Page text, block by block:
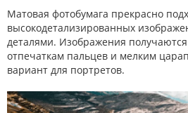
Матовая фотобумага прекрасно
высокодетализированных
деталями. Изображения
отпечаткам пальцев и мелким
вариант для портретов.